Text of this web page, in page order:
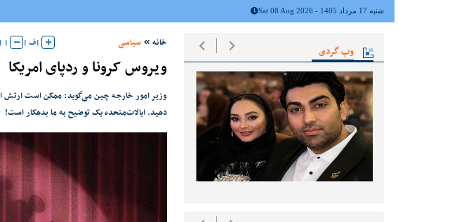
شنبه 17 مرداد 1405 - Sat 08 Aug 2026
وب گردی
خانه سیاسی |ف|
|
|
ویروس کرونا و ردپای امریکا
وزیر امور خارجه چین می‌گوید: ممکن است ارتش
دهید. ایالات‌متحده یک توضیح به ما بدهکار است!